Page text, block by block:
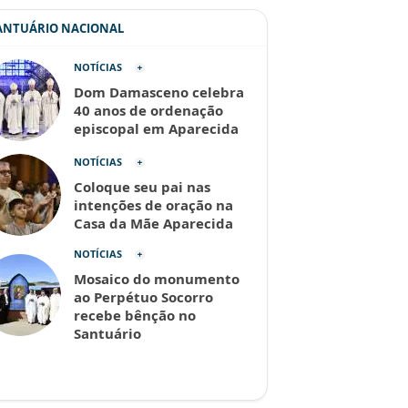
NACIONAL
NOTÍCIAS
Dom Damasceno celebra
40 anos de ordenação
episcopal em Aparecida
NOTÍCIAS
Coloque seu pai nas
intenções de oração na
Casa da Mãe Aparecida
NOTÍCIAS
Mosaico do monumento
ao Perpétuo Socorro
recebe bênção no
Santuário